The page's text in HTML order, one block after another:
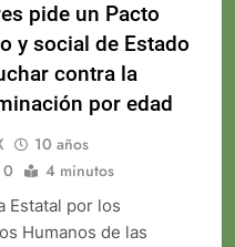
pide un Pacto
y social de Estado
contra la
por edad
10 años
0 4 minutos
Estatal por los
Humanos de las